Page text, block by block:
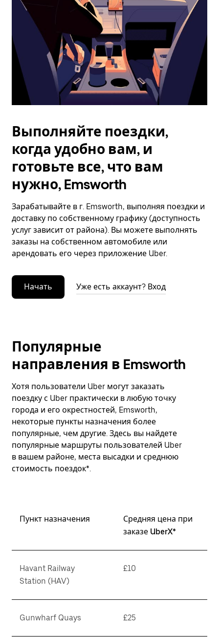
Выполняйте поездки,
когда удобно вам, и
готовьте все, что вам
нужно, Emsworth
Зарабатывайте в г. Emsworth, выполняя поездки и
доставку по собственному графику (доступность
услуг зависит от района). Вы можете выполнять
заказы на собственном автомобиле или
арендовать его через приложение Uber.
Начать Уже есть аккаунт? Вход
Популярные
направления в Emsworth
Хотя пользователи Uber могут заказать
поездку с Uber практически в любую точку
города и его окрестностей, Emsworth,
некоторые пункты назначения более
популярные, чем другие. Здесь вы найдете
популярные маршруты пользователей Uber
в вашем районе, места высадки и среднюю
стоимость поездок*.
Пункт назначения
Средняя цена при
заказе UberX*
Havant Railway
Station (HAV)
£10
Gunwharf Quays £25